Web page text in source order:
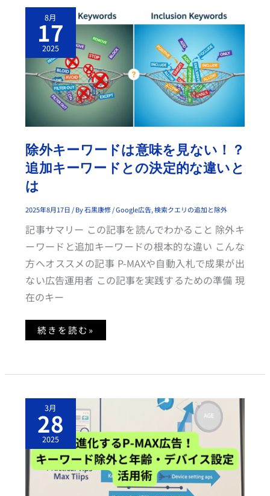
ち
込
ん
で
は
い
け
な
い
理
8月
17
2025
除外キーワードは意味を見ない！？
追加キーワードとの決定的な違いと
は
2025年8月17日/ By石黒康修/Google広告,検索クエリの追加と除外
記事サマリー この記事を読んでわかること 除外キ
ーワードと追加キーワードの根本的な違い こんな
方へオススメの記事 P-MAXや自動入札で成果が出
ない広告運用者 この記事を実践するための準備 現
在のキー
除
外
キ
ー
ワ
ー
ド
は
意
味
い！？
追
キ
ー
ワ
ー
ド
と
決
定
的
な
違
い
は
続きを読む»
3月
28
2025
進
化
す
る
P
M
A
X